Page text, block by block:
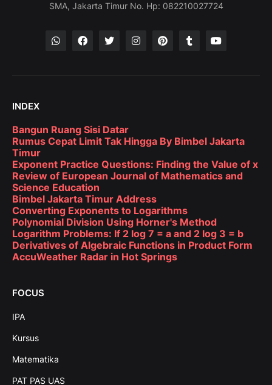
SMA, Jakarta Timur No. Hp: 082210027724
INDEX
Bangun Ruang Sisi Datar
Rumus Cepat Limit Tak Hingga By Bimbel Jakarta
Timur
Exponent Practice Questions: Finding the Value of x
Review of European Journal of Mathematics and
Science Education
Bimbel Jakarta Timur Address
Converting Exponents to Logarithms
Polynomial Division Using Horner's Method
Logarithm Problems: If 2 log 7 = a and 2 log 3 = b
Derivatives of Algebraic Functions in Product Form
AccuWeather Radar in Hot Springs
FOCUS
IPA
Kursus
Matematika
PAT PAS UAS